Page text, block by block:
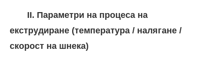
II. Параметри на процеса на
екструдиране (температура / налягане /
скорост на шнека)